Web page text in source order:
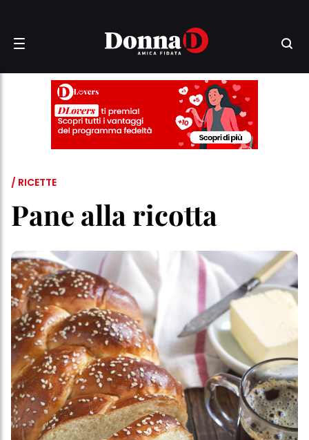
/ RICETTE
Pane alla ricotta